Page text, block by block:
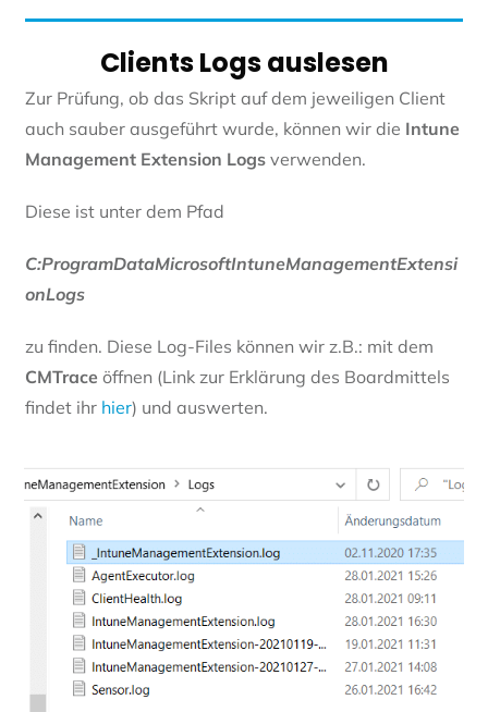
Clients Logs auslesen
Zur Prüfung, ob das Skript auf dem jeweiligen Client
auch sauber ausgeführt wurde, können wir die Intune
Management Extension Logs verwenden.
Diese ist unter dem Pfad
C:ProgramDataMicrosoftIntuneManagementExtensi
onLogs
zu finden. Diese Log-Files können wir z.B.: mit dem
CMTrace öffnen (Link zur Erklärung des Boardmittels
findet ihr hier) und auswerten.